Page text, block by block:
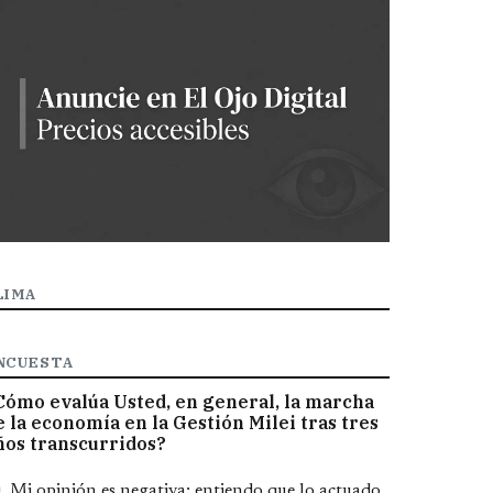
evalúa Usted, en general, la marcha
la economía en la Gestión Milei tras tres
transcurridos?